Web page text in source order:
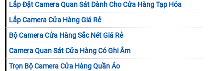
Lắp Đặt Camera Quan Sát Dành Cho Cửa Hàng Tạp Hóa
Lắp Camera Cửa Hàng Giá Rẻ
Bộ Camera Cửa Hàng Sắc Nét Giá Rẻ
Camera Quan Sát Cửa Hàng Có Ghi Âm
Trọn Bộ Camera Cửa Hàng Quần Áo